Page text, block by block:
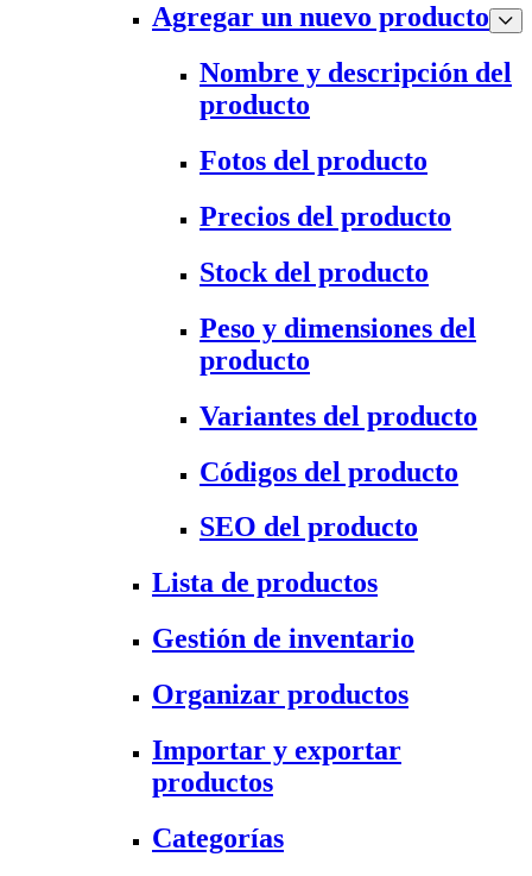
Agregar un nuevo producto
Nombre y descripción del
producto
Fotos del producto
Precios del producto
Stock del producto
Peso y dimensiones del
producto
Variantes del producto
Códigos del producto
SEO del producto
Lista de productos
Gestión de inventario
Organizar productos
Importar y exportar
productos
Categorías